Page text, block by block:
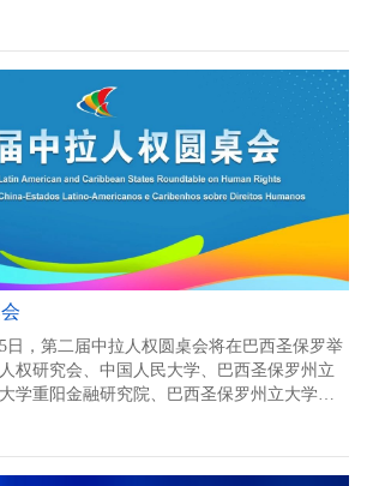
暨成果发布会在京召开。
日，第二届中拉人权圆桌会将在巴西圣保罗举
权研究会、中国人民大学、巴西圣保罗州立
学重阳金融研究院、巴西圣保罗州立大学公
所承办。圆桌会主题为“中拉命运共同体与人
智时代的人权保障”“环境、气候与人权”“中拉